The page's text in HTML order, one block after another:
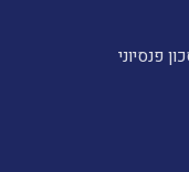
פנסיוני